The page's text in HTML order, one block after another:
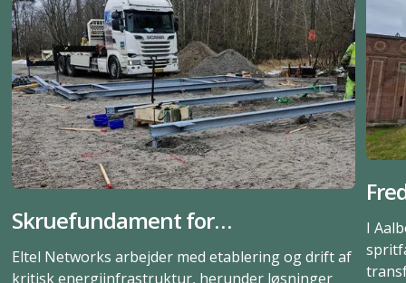
Skruefundament for
solcelletransformere og
Eltel Networks arbejder med etablering og drift af
kritisk energiinfrastruktur, herunder løsninger
var
I